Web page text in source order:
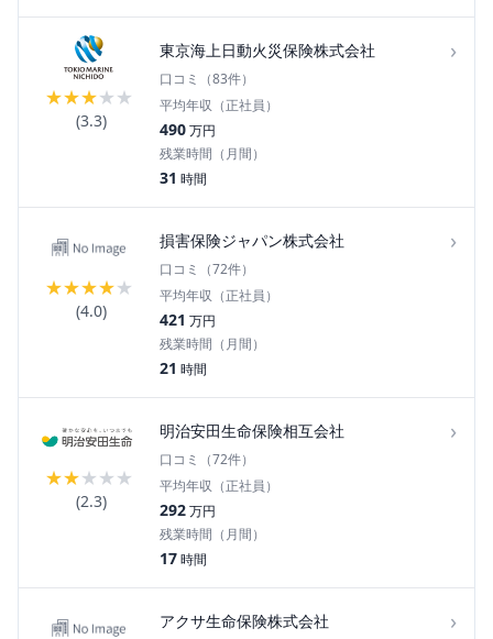
★★★★★
(3.3)
東京海上日動火災保険株式会社 ›
口コミ（83件）
平均年収（正社員）
490万円
残業時間（月間）
31 時間
★★★★★
(4.0)
損害保険ジャパン株式会社 ›
口コミ（72件）
平均年収（正社員）
421 万円
残業時間（月間）
21 時間
★★★★★
(2.3)
明治安田生命保険相互会社 ›
口コミ（72件）
平均年収（正社員）
292万円
残業時間（月間）
17時間
アクサ生命保険株式会社 ›